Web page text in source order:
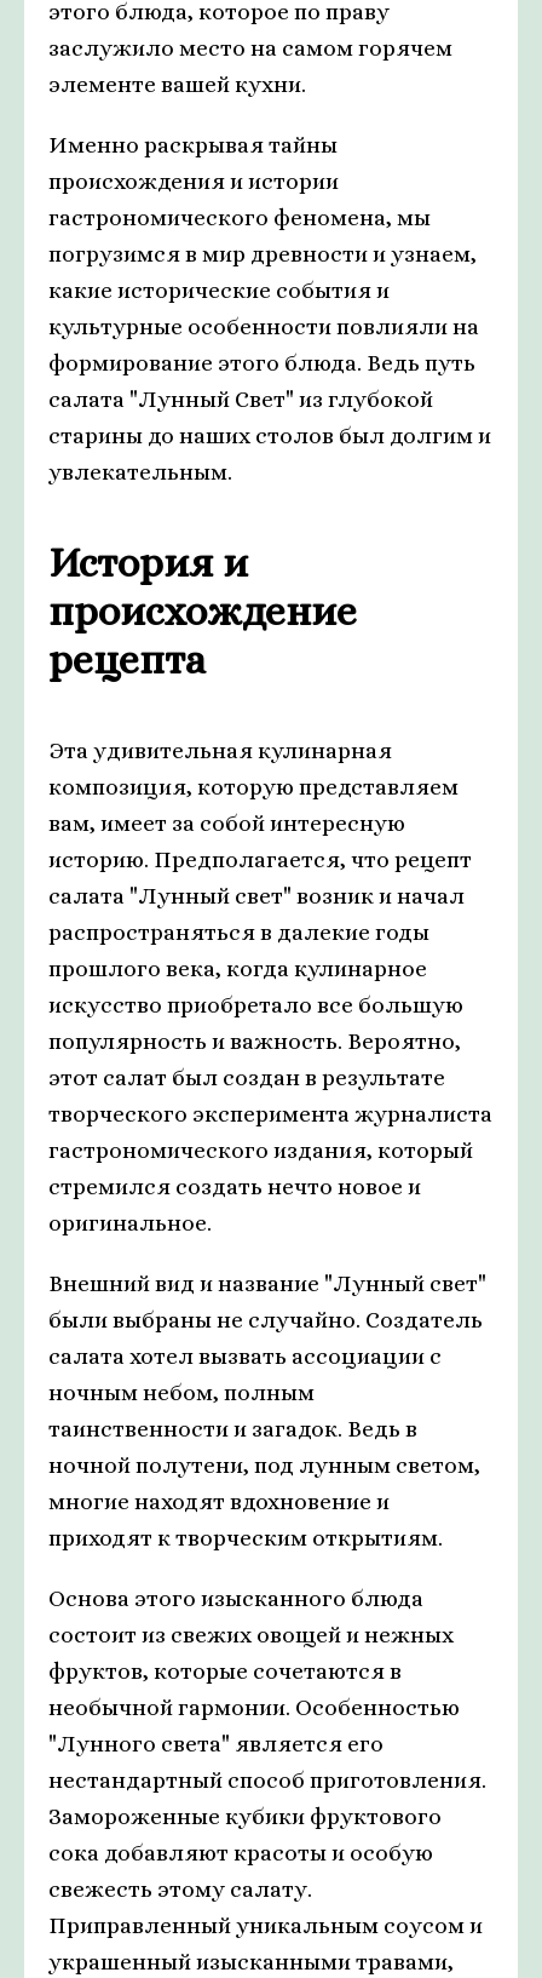
этого блюда, которое по праву
заслужило место на самом горячем
элементе вашей кухни.
Именно раскрывая тайны
происхождения и истории
гастрономического феномена, мы
погрузимся в мир древности и узнаем,
какие исторические события и
культурные особенности повлияли на
формирование этого блюда. Ведь путь
салата "Лунный Свет" из глубокой
старины до наших столов был долгим и
увлекательным.
История и
происхождение
рецепта
Эта удивительная кулинарная
композиция, которую представляем
вам, имеет за собой интересную
историю. Предполагается, что рецепт
салата "Лунный свет" возник и начал
распространяться в далекие годы
прошлого века, когда кулинарное
искусство приобретало все большую
популярность и важность. Вероятно,
этот салат был создан в результате
творческого эксперимента журналиста
гастрономического издания, который
стремился создать нечто новое и
оригинальное.
Внешний вид и название "Лунный свет"
были выбраны не случайно. Создатель
салата хотел вызвать ассоциации с
ночным небом, полным
таинственности и загадок. Ведь в
ночной полутени, под лунным светом,
многие находят вдохновение и
приходят к творческим открытиям.
Основа этого изысканного блюда
состоит из свежих овощей и нежных
фруктов, которые сочетаются в
необычной гармонии. Особенностью
"Лунного света" является его
нестандартный способ приготовления.
Замороженные кубики фруктового
сока добавляют красоты и особую
свежесть этому салату.
Приправленный уникальным соусом и
украшенный изысканными травами,